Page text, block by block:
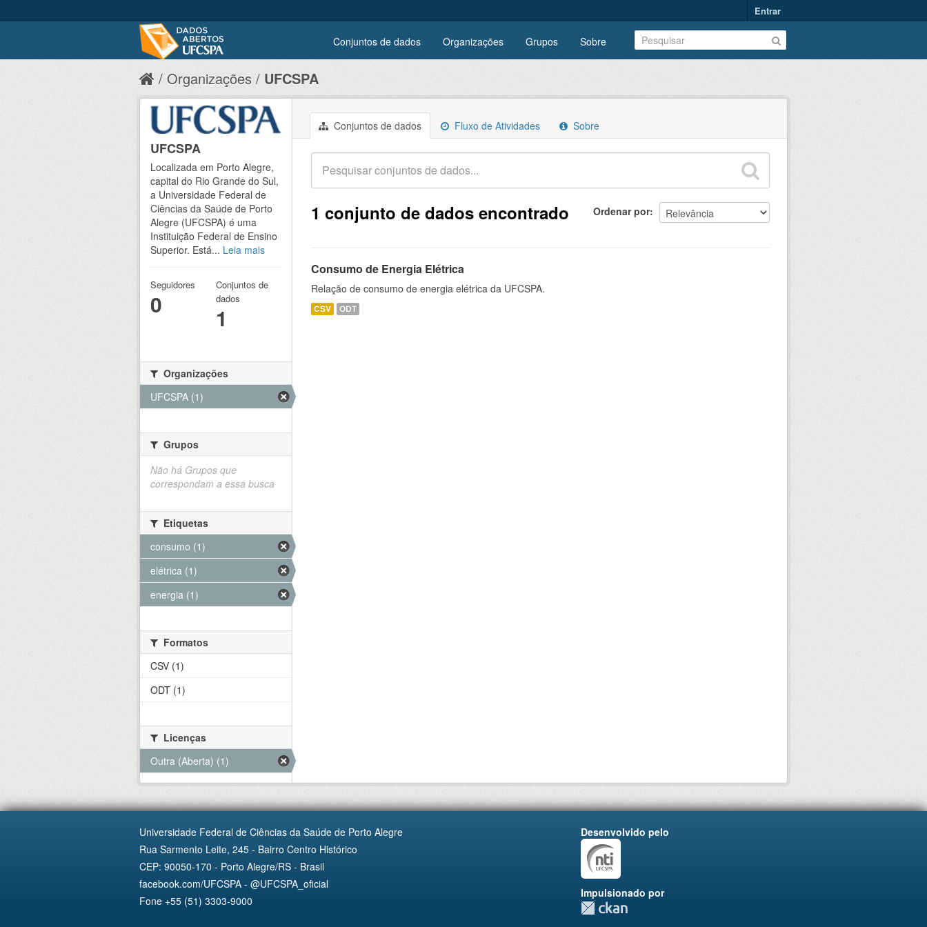
Entrar
Conjuntos de dados Organizações Grupos Sobre
Organizações UFCSPA
Conjuntos de dados Fluxo de Atividades Sobre
Ordenar por
1 conjunto de dados encontrado
Consumo de Energia Elétrica
Relação de consumo de energia elétrica da UFCSPA.
CSV ODT
UFCSPA
Localizada em Porto Alegre,
capital do Rio Grande do Sul,
a Universidade Federal de
Ciências da Saúde de Porto
Alegre (UFCSPA) é uma
Instituição Federal de Ensino
Superior. Está... Leia mais
Seguidores
0
Conjuntos de
dados
1
Organizações
UFCSPA (1)
Grupos
Não há Grupos que
correspondam a essa busca
Etiquetas
consumo (1)
elétrica (1)
energia (1)
Formatos
CSV (1)
ODT (1)
Licenças
Outra (Aberta) (1)
Universidade Federal de Ciências da Saúde de Porto Alegre
Rua Sarmento Leite, 245 - Bairro Centro Histórico
CEP: 90050-170 - Porto Alegre/RS - Brasil
facebook.com/UFCSPA - @UFCSPA_oficial
Fone +55 (51) 3303-9000
Desenvolvido pelo
Impulsionado por